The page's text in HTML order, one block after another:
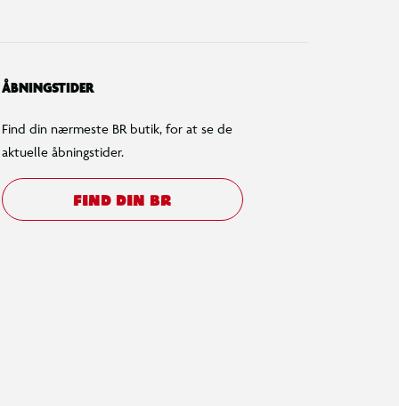
ÅBNINGSTIDER
Find din nærmeste BR butik, for at se de
aktuelle åbningstider.
FIND DIN BR